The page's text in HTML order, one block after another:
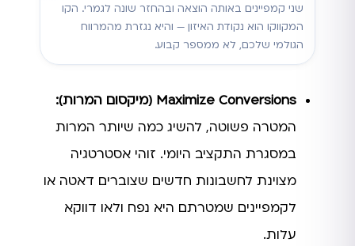
שני קמפיינים באותה הוצאה ובהחזר שונה לגמרי. הקו
המקווקו הוא נקודת האיזון — והיא נגזרת מהמרווח
הגולמי שלכם, לא ממספר קבוע.
Maximize Conversions (מיקסום המרות):
המטרה פשוטה, להשיג כמה שיותר המרות
במסגרת התקציב היומי. זוהי אסטרטגיה
מצוינת לחשבונות חדשים שצוברים דאטה או
לקמפיינים שמטרתם היא נפח ולאו דווקא
עלות.